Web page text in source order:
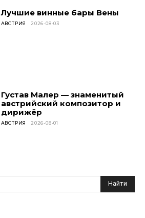
Лучшие винные бары Вены
АВСТРИЯ 2026-08-03
Густав Малер — знаменитый
австрийский композитор и
дирижёр
АВСТРИЯ 2026-08-01
Найти